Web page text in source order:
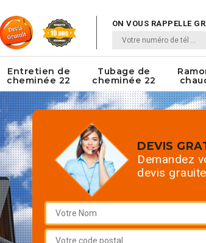
ON VOUS RAPPELLE
Entretien de
cheminée 22
Tubage de
cheminée 22
DEVIS
Demandez
devis